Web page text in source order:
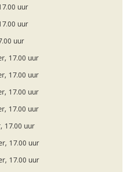
uur
uur
uur
17.00 uur
17.00 uur
17.00 uur
17.00 uur
17.00 uur
17.00 uur
17.00 uur